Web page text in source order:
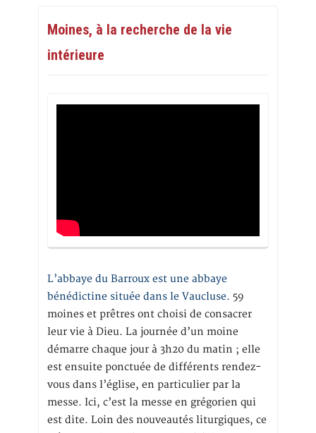
Moines, à la recherche de la vie
intérieure
L’abbaye du Barroux est une abbaye
bénédictine située dans le Vaucluse. 59
moines et prêtres ont choisi de consacrer
leur vie à Dieu. La journée d’un moine
démarre chaque jour à 3h20 du matin ; elle
est ensuite ponctuée de différents rendez-
vous dans l’église, en particulier par la
messe. Ici, c’est la messe en grégorien qui
est dite. Loin des nouveautés liturgiques, ce